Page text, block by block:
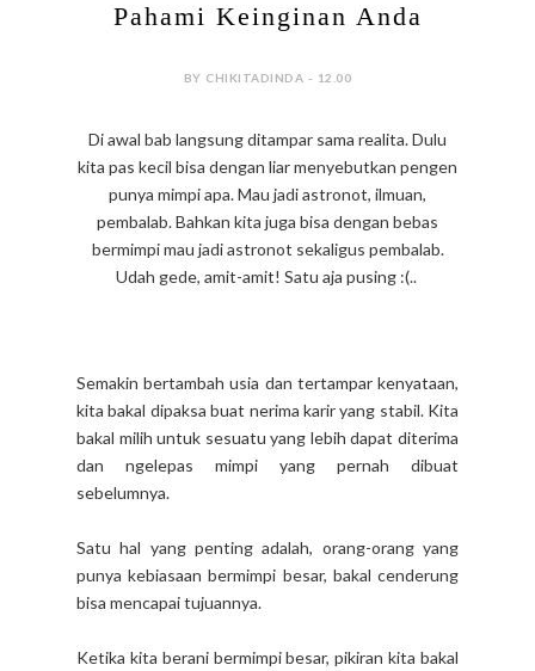
Pahami Keinginan Anda
BY CHIKITADINDA - 12.00
Di awal bab langsung ditampar sama realita. Dulu
kita pas kecil bisa dengan liar menyebutkan pengen
punya mimpi apa. Mau jadi astronot, ilmuan,
pembalab. Bahkan kita juga bisa dengan bebas
bermimpi mau jadi astronot sekaligus pembalab.
Udah gede, amit-amit! Satu aja pusing :(..
Semakin bertambah usia dan tertampar kenyataan,
kita bakal dipaksa buat nerima karir yang stabil. Kita
bakal milih untuk sesuatu yang lebih dapat diterima
dan ngelepas mimpi yang pernah dibuat
sebelumnya.
Satu hal yang penting adalah, orang-orang yang
punya kebiasaan bermimpi besar, bakal cenderung
bisa mencapai tujuannya.
Ketika kita berani bermimpi besar, pikiran kita bakal